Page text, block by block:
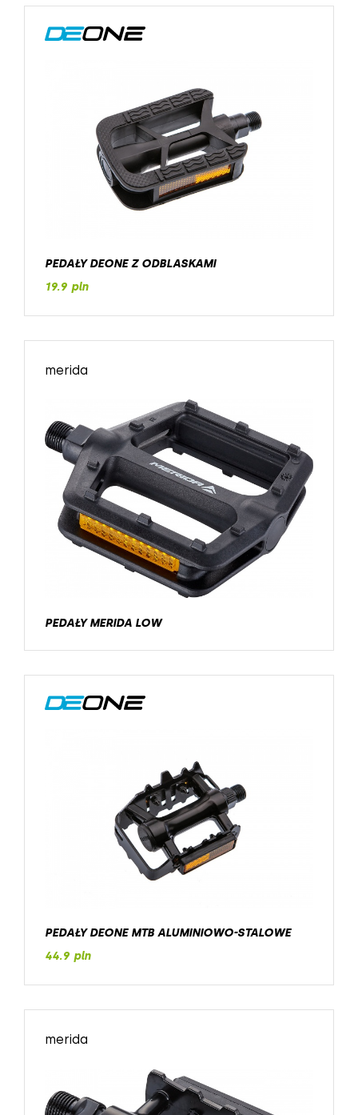
PEDAŁY DEONE Z ODBLASKAMI
19.9 pln
merida
PEDAŁY MERIDA LOW
PEDAŁY DEONE MTB ALUMINIOWO-STALOWE
44.9 pln
merida